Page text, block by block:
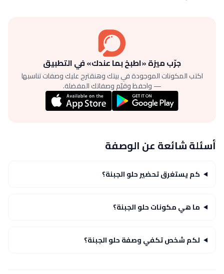
جرّب ميزة «اطبخ بما عندك» في التطبيق
اكتب المكونات الموجودة في بيتك وهنقترح عليك وصفات تناسبها
— واحفظ وقيّم وصفاتك المفضلة.
أسئلة شائعة عن الوصفة
كم يستغرق تحضير حلو الجبنة؟
ما هي مكونات حلو الجبنة؟
لكم شخص تكفي وصفة حلو الجبنة؟